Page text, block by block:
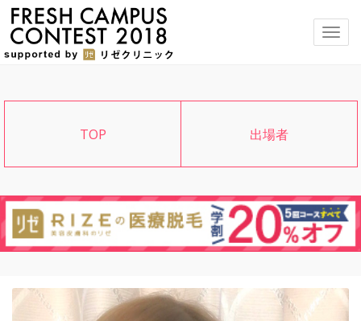
メ
TOP 出場者